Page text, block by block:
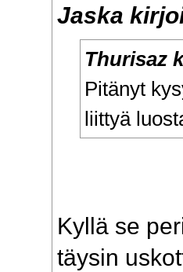
Jaska
Thurisaz
Pitänyt
liittyä
Kyllä se
täysin